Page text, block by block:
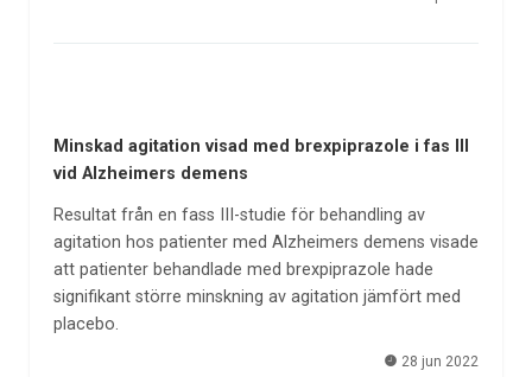
Minskad agitation visad med brexpiprazole i fas III
vid Alzheimers demens
Resultat från en fass III-studie för behandling av
agitation hos patienter med Alzheimers demens visade
att patienter behandlade med brexpiprazole hade
signifikant större minskning av agitation jämfört med
placebo.
28 jun 2022